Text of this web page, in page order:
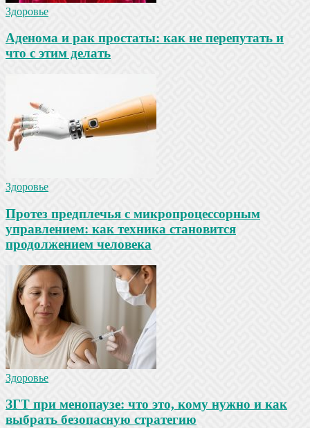
Здоровье
Аденома и рак простаты: как не перепутать и
что с этим делать
Здоровье
Протез предплечья с микропроцессорным
управлением: как техника становится
продолжением человека
Здоровье
ЗГТ при менопаузе: что это, кому нужно и как
выбрать безопасную стратегию